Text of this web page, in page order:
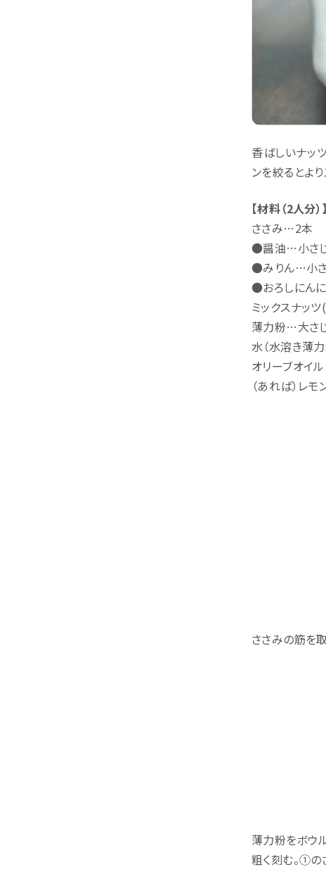
香ばしいナッ
ンを絞るとよ
【材料（2人分）】
ささみ…2本
●醤油…小さ
●みりん…小
●おろしにん
ミックスナッ
薄力粉…大さ
水（水溶き薄
オリーブオイ
（あれば）レ
ささみの筋を
薄力粉をボウ
粗く刻む。①の